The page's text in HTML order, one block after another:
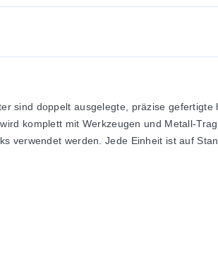
sind doppelt ausgelegte, präzise
komplett mit Werkzeugen und Metall-
verwendet werden. Jede Einheit ist auf